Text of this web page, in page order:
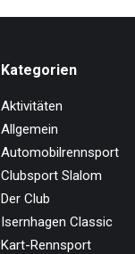
Kategorien
Aktivitäten
Allgemein
Automobilrennsport
Clubsport Slalom
Der Club
Isernhagen Classic
Kart-Rennsport